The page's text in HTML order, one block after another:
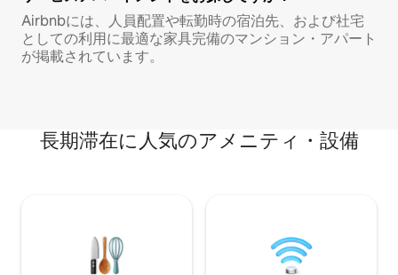
Airbnbには、人員配置や転勤時の宿泊先、および社宅
としての利用に最適な家具完備のマンション・アパート
が掲載されています。
長期滞在に人気のアメニティ・設備